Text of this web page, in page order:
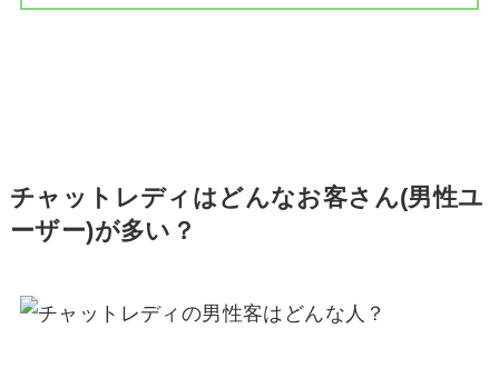
チャットレディはどんなお客さん(男性ユ
ーザー)が多い？